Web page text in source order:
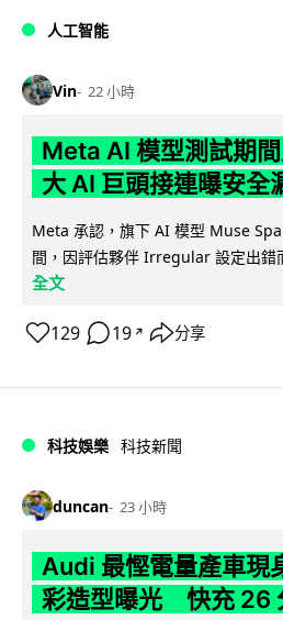
人工智能
Vin 22 小時
Meta AI 模型測試期
大 AI 巨頭接連曝安全
Meta 承認，旗下 AI 模型 Muse
間，因評估夥伴 Irregular 設定出錯
全文
129 19 ↗ 分享
科技娛樂 科技新聞
duncan 23 小時
Audi 最慳電量產車
彩造型曝光 快充 26